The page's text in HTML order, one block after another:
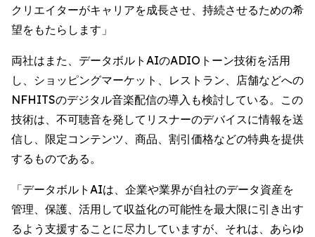
クリエイターがキャリアを成長させ、持続させるための希
望をもたらします」
両社はまた、データボルトAIのADIOトーン技術を活用
し、ショッピングマーケット、レストラン、店舗などへの
NFHITSのデジタル音楽配信の導入も検討している。この
技術は、不可聴音を発してリスナーのデバイスに情報を送
信し、限定コンテンツ、商品、割引価格などの特典を提供
するものである。
「データボルトAIは、企業や業界が自社のデータ資産を
管理、保護、活用して収益化の可能性を最大限に引き出す
るよう支援することに尽力していますが、それは、あらゆ